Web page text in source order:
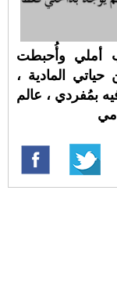
أملي وأُحبطت
المادية ،
بمُفردي ، عالم